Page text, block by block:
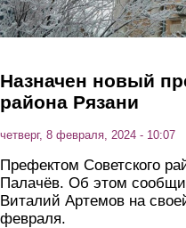
Назначен новый
района Рязани
четверг, 8 февраля, 2024 - 10:07
Префектом Советского
Палачёв. Об этом
Виталий Артемов на
февраля.